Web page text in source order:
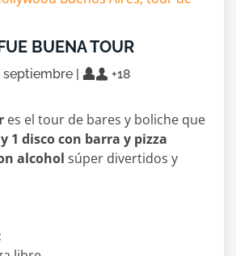
BUENA TOUR
septiembre |
+18
es el tour de bares y boliche que
1 disco con barra y pizza
alcohol súper divertidos y